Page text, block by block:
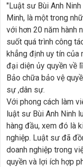
"Luật sư Bùi Anh
Minh, là một trong
với hơn 20 năm hành
suốt quá trình công
khẳng định uy tín của
đại diện ủy quyền về
Bảo chữa bảo vệ
sự ,dân sự.
Với phong cách làm
luật sư Bùi Anh Ninh
hàng đầu, xem đó là
nghiệp. Luật sư đã
doanh nghiệp trong
quyền và lợi ích hợp